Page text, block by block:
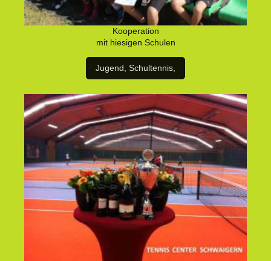
Kooperation
mit hiesigen Schulen
Jugend, Schultennis,